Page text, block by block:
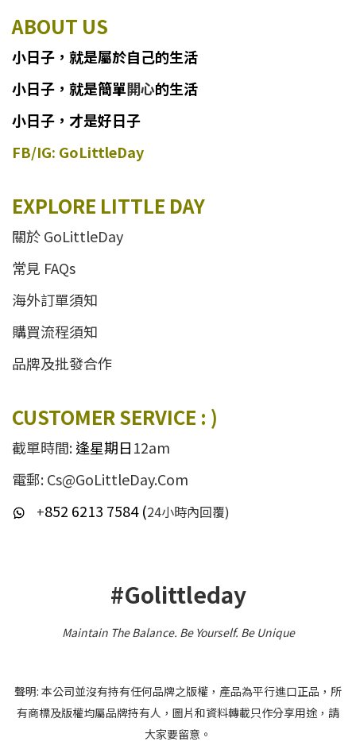
ABOUT US
小日子 ， 就是屬於自己的生活
小日子 ， 就是簡單開心的生活
小日子，才是好日子
FB/IG: GoLittleDay
EXPLORE LITTLE DAY
關於 GoLittleDay
常見 FAQs
海外訂單須知
購買流程須知
品牌及批發合作
CUSTOMER SERVICE : )
截單時間:逢星期日12am
電郵: Cs@GoLittleDay.Com
+852 6213 7584 (24小時內回覆)
#Golittleday
Maintain The Balance. Be Yourself.Be Unique
聲明: 本公司並沒有持有任何品牌之版權，產品為平行進口正品，所
有商標及版權均屬品牌持有人，圖片和資料轉載只作分享用途，請
大家要留意。